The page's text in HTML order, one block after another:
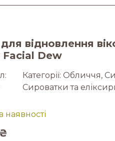
для відновлення
Facial Dew
₴
наявності
Категорії:Обличчя,
Сироватки та